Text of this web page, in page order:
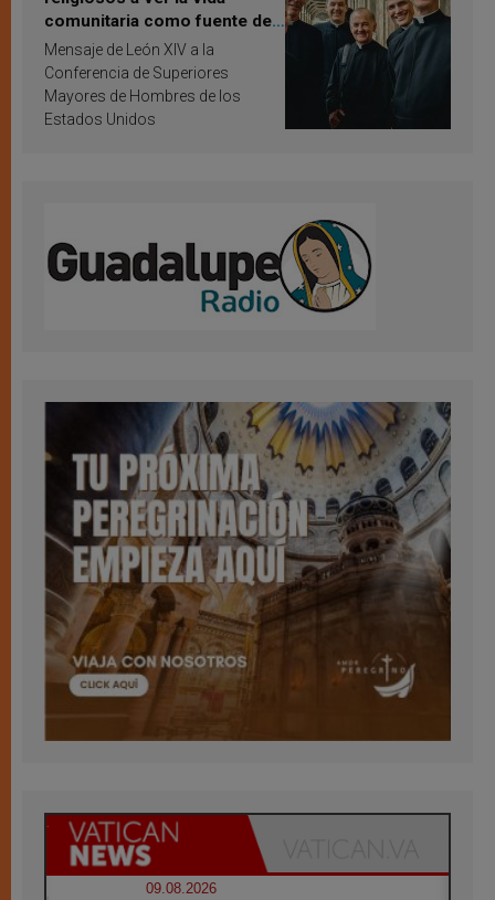
comunitaria como fuente de
inspiración y santificación
Mensaje de León XIV a la
Conferencia de Superiores
Mayores de Hombres de los
Estados Unidos
09.08.2026